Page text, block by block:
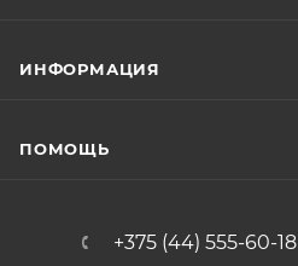
ИНФОРМАЦИЯ
ПОМОЩЬ
+375 (44) 555-60-18